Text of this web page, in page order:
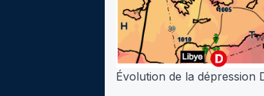
Évolution de la dépression